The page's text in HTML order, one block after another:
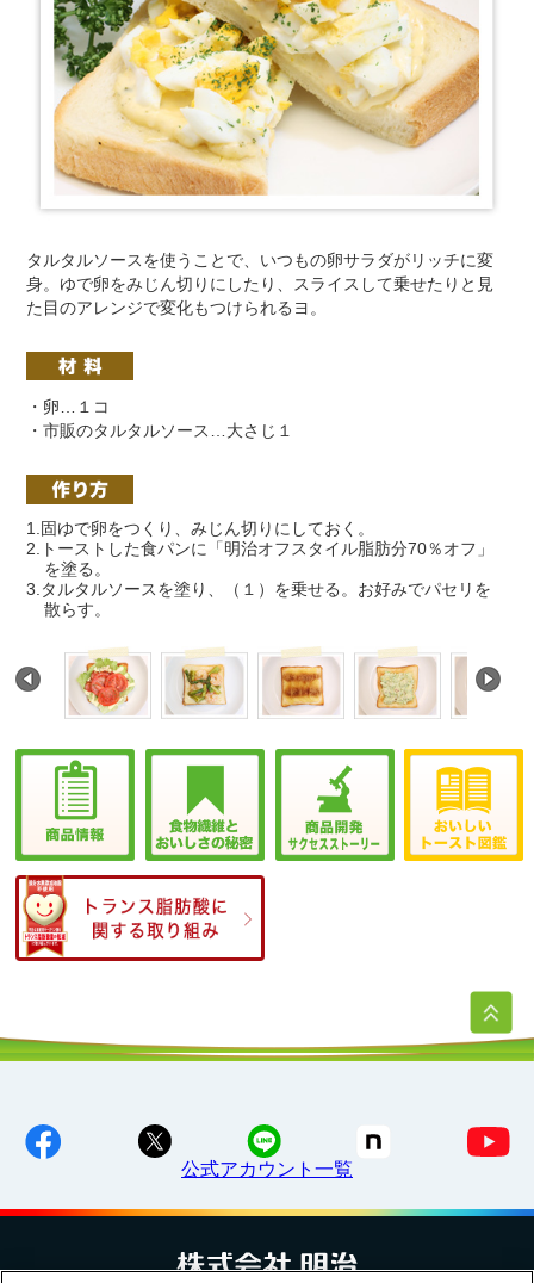
タルタルソースを使うことで、いつもの卵サラダがリッチに変
身。ゆで卵をみじん切りにしたり、スライスして乗せたりと見
た目のアレンジで変化もつけられるヨ。
・卵…１コ
・市販のタルタルソース…大さじ１
1.固ゆで卵をつくり、みじん切りにしておく。
2.トーストした食パンに「明治オフスタイル脂肪分70％オフ」
を塗る。
3.タルタルソースを塗り、（１）を乗せる。お好みでパセリを
散らす。
公式アカウント一覧